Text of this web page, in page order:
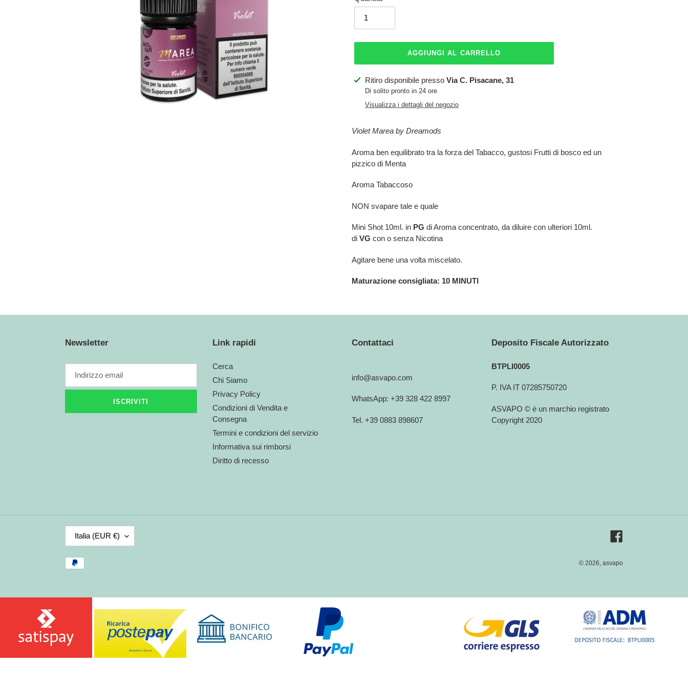
AGGIUNGI AL CARRELLO
Inserimento
prodotto
Ritiro disponibile presso Via C. Pisacane, 31
Di solito pronto in 24 ore
Visualizza i dettagli del negozio
Violet Marea by Dreamods
Aroma ben equilibrato tra la forza del Tabacco, gustosi Frutti di bosco ed un
pizzico di Menta
Aroma Tabaccoso
NON svapare tale e quale
Mini Shot 10ml. in PG di Aroma concentrato, da diluire con ulteriori 10ml.
di VG con o senza Nicotina
Agitare bene una volta miscelato.
Maturazione consigliata: 10 MINUTI
Newsletter
ISCRIVITI
Link rapidi
Cerca
Chi Siamo
Privacy Policy
Condizioni di Vendita e
Consegna
Termini e condizioni del servizio
Informativa sui rimborsi
Diritto di recesso
Contattaci
info@asvapo.com
WhatsApp: +39 328 422 8997
Tel. +39 0883 898607
Deposito Fiscale Autorizzato
BTPLI0005
P. IVA IT 07285750720
ASVAPO © è un marchio registrato
Copyright 2020
A
E
S
G
I
Italia (EUR €)
Metodi
© 2026, asvapo